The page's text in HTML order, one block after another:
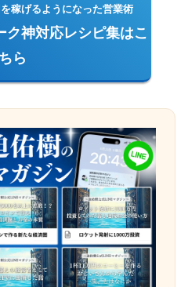
稼げるようになった営業術
神対応レシピ集はこ
ちら